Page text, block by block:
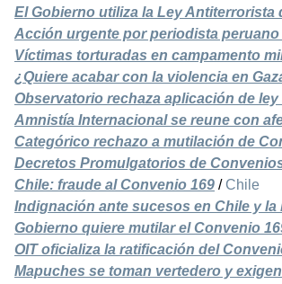
El Gobierno utiliza la Ley
Acción urgente por periodista
Víctimas torturadas en campamento
¿Quiere acabar con la violencia en
Observatorio rechaza aplicación de
Amnistía Internacional se reune con
Categórico rechazo a mutilación de
Decretos Promulgatorios de
Chile: fraude al Convenio 169 / Chile
Indignación ante sucesos en Chile y
Gobierno quiere mutilar el Convenio
OIT oficializa la ratificación del
Mapuches se toman vertedero y